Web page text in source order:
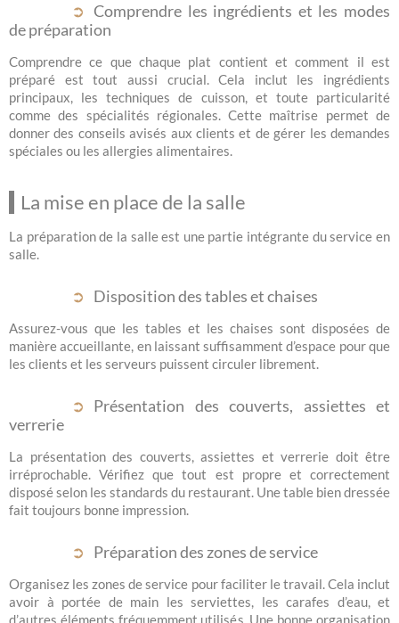
Comprendre les ingrédients et les modes
de préparation
Comprendre ce que chaque plat contient et comment il est
préparé est tout aussi crucial. Cela inclut les ingrédients
principaux, les techniques de cuisson, et toute particularité
comme des spécialités régionales. Cette maîtrise permet de
donner des conseils avisés aux clients et de gérer les demandes
spéciales ou les allergies alimentaires.
La mise en place de la salle
La préparation de la salle est une partie intégrante du service en
salle.
Disposition des tables et chaises
Assurez-vous que les tables et les chaises sont disposées de
manière accueillante, en laissant suffisamment d’espace pour que
les clients et les serveurs puissent circuler librement.
Présentation des couverts, assiettes et
verrerie
La présentation des couverts, assiettes et verrerie doit être
irréprochable. Vérifiez que tout est propre et correctement
disposé selon les standards du restaurant. Une table bien dressée
fait toujours bonne impression.
Préparation des zones de service
Organisez les zones de service pour faciliter le travail. Cela inclut
avoir à portée de main les serviettes, les carafes d’eau, et
d’autres éléments fréquemment utilisés. Une bonne organisation